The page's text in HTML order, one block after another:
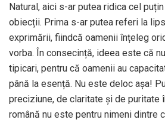
Natural, aici s-ar putea ridica cel
obiecții. Prima s-ar putea referi la
exprimării, fiindcă oamenii înțeleg
vorba. În consecință, ideea este că
tipicari, pentru că oamenii au
până la esență. Nu este deloc așa!
preciziune, de claritate și de puritate
română nu este pentru nimeni dintre